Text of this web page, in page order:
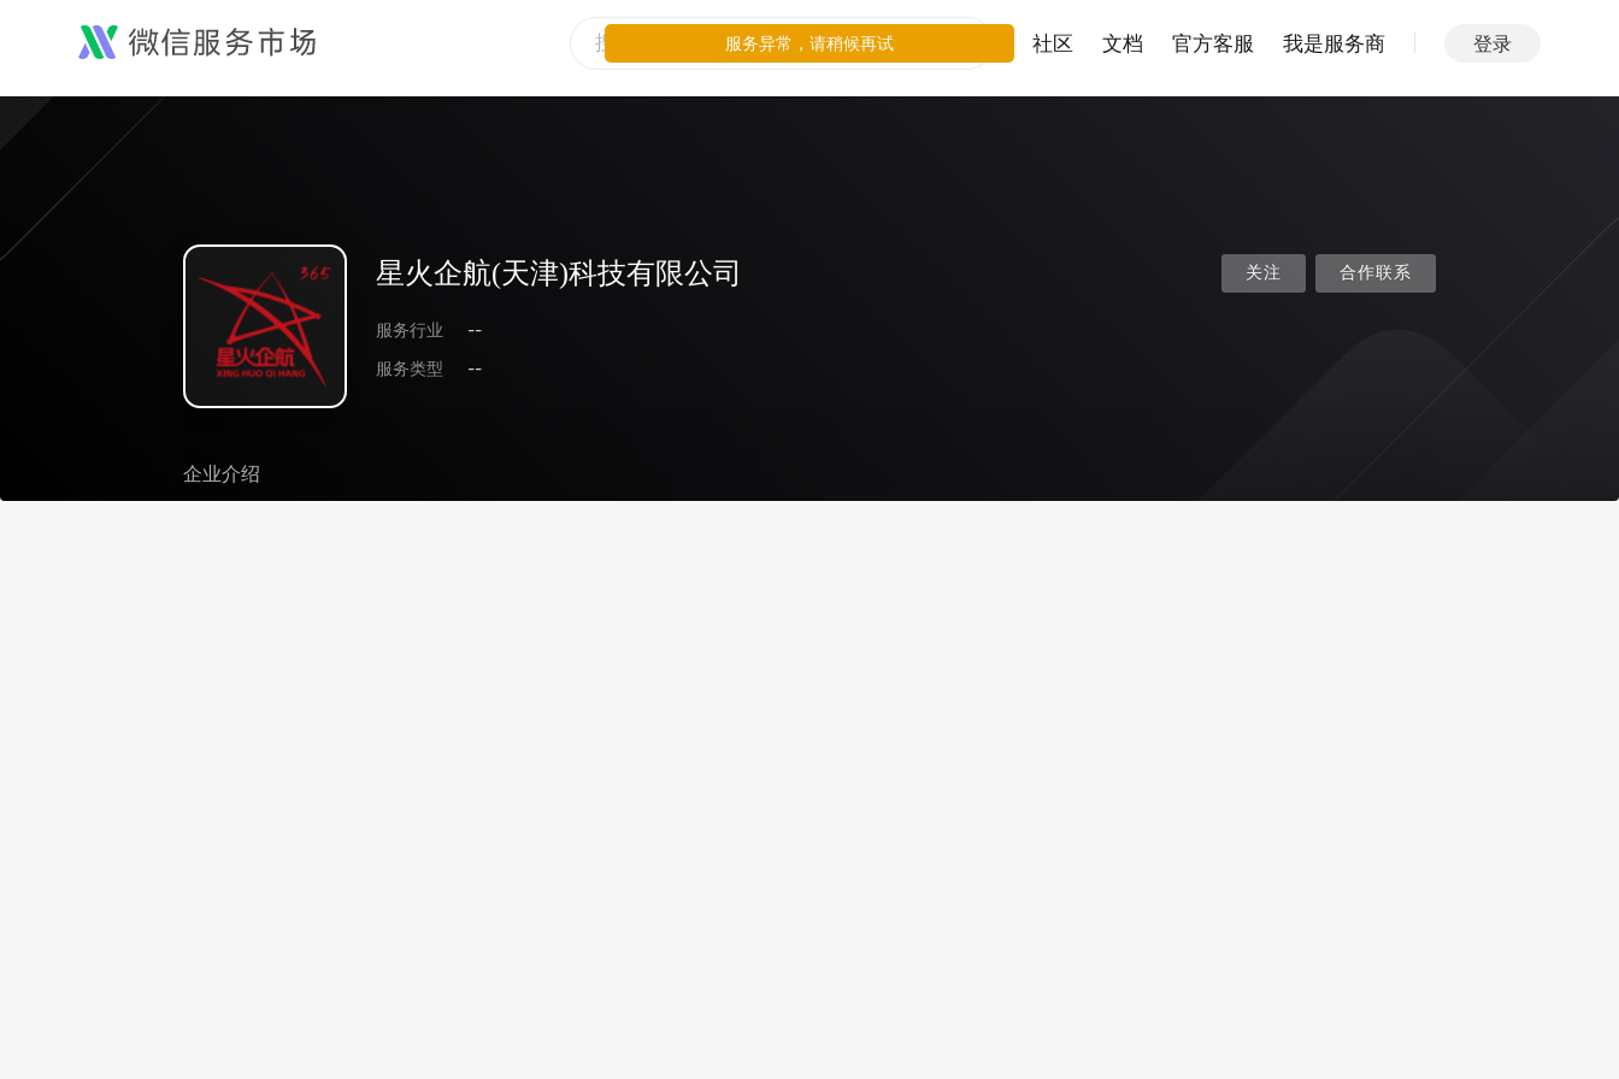
社区 文档 官方客服 我是服务商 登录
星火企航(天津)科技有限公司
服务行业
--
服务类型
--
关注 合作联系
企业介绍
服务异常，请稍候再试